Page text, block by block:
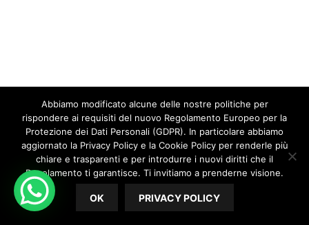
Kate Middleton Vuole Rubare Il Lavoro
Alle Wedding Planner
10/15/2019 ByRoberta Torresan
In CORSO WEDDING PLANNER
Kate Middleton vuole rubare il lavoro alle Wedding Planner.
Abbiamo modificato alcune delle nostre politiche per
rispondere ai requisiti del nuovo Regolamento Europeo per la
Protezione dei Dati Personali (GDPR). In particolare abbiamo
aggiornato la Privacy Policy e la Cookie Policy per renderle più
chiare e trasparenti e per introdurre i nuovi diritti che il
Regolamento ti garantisce. Ti invitiamo a prenderne visione.
OK PRIVACY POLICY